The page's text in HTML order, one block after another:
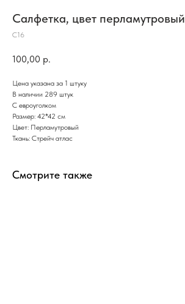
Салфетка, цвет перламутровый
С16
100,00 р.
Цена указана за 1 штуку
В наличии 289 штук
С евроуголком
Размер: 42*42 см
Цвет: Перламутровый
Ткань: Стрейч атлас
Смотрите также